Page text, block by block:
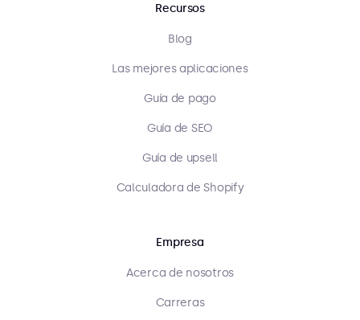
Recursos
Blog
Las mejores aplicaciones
Guía de pago
Guía de SEO
Guía de upsell
Calculadora de Shopify
Empresa
Acerca de nosotros
Carreras